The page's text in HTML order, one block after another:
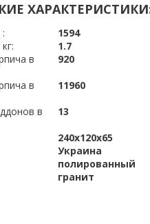
1594
1.7
в
920
в
11960
в
13
240x120x65
Украина
полированный
гранит